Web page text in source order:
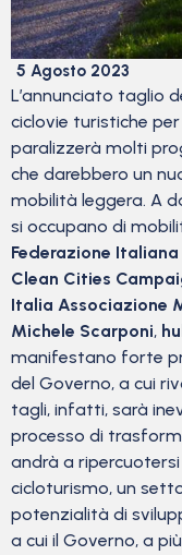
5 Agosto 2023
L’annunciato taglio
ciclovie turistiche
paralizzerà molti
che darebbero un
mobilità leggera. A
si occupano di
Federazione
Clean Cities
Italia Associazione
Michele Scarponi,
manifestano forte
del Governo, a cui
tagli, infatti, sarà
processo di
andrà a
cicloturismo, un
potenzialità di
a cui il Governo, a